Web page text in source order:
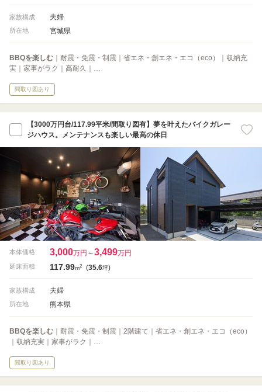
家族構成 夫婦
所在地 宮城県
BBQを楽しむ ｜耐震・免震・制震｜省エネ・創エネ・エコ（eco）｜収納充
実｜家事がラク｜高耐久｜…
間取り図あり
【3000万円台/117.99平米/間取り図有】夢を叶えたバイクガレー
ジハウス。メンテナンスも楽しい最高の休日
本体価格 3,000万円 ～3,499万円
延床面積 117.99m2 (35.6坪)
家族構成 夫婦
所在地 熊本県
BBQを楽しむ ｜耐震・免震・制震｜2階建て｜省エネ・創エネ・エコ（eco）
｜収納充実｜家事がラク｜…
間取り図あり